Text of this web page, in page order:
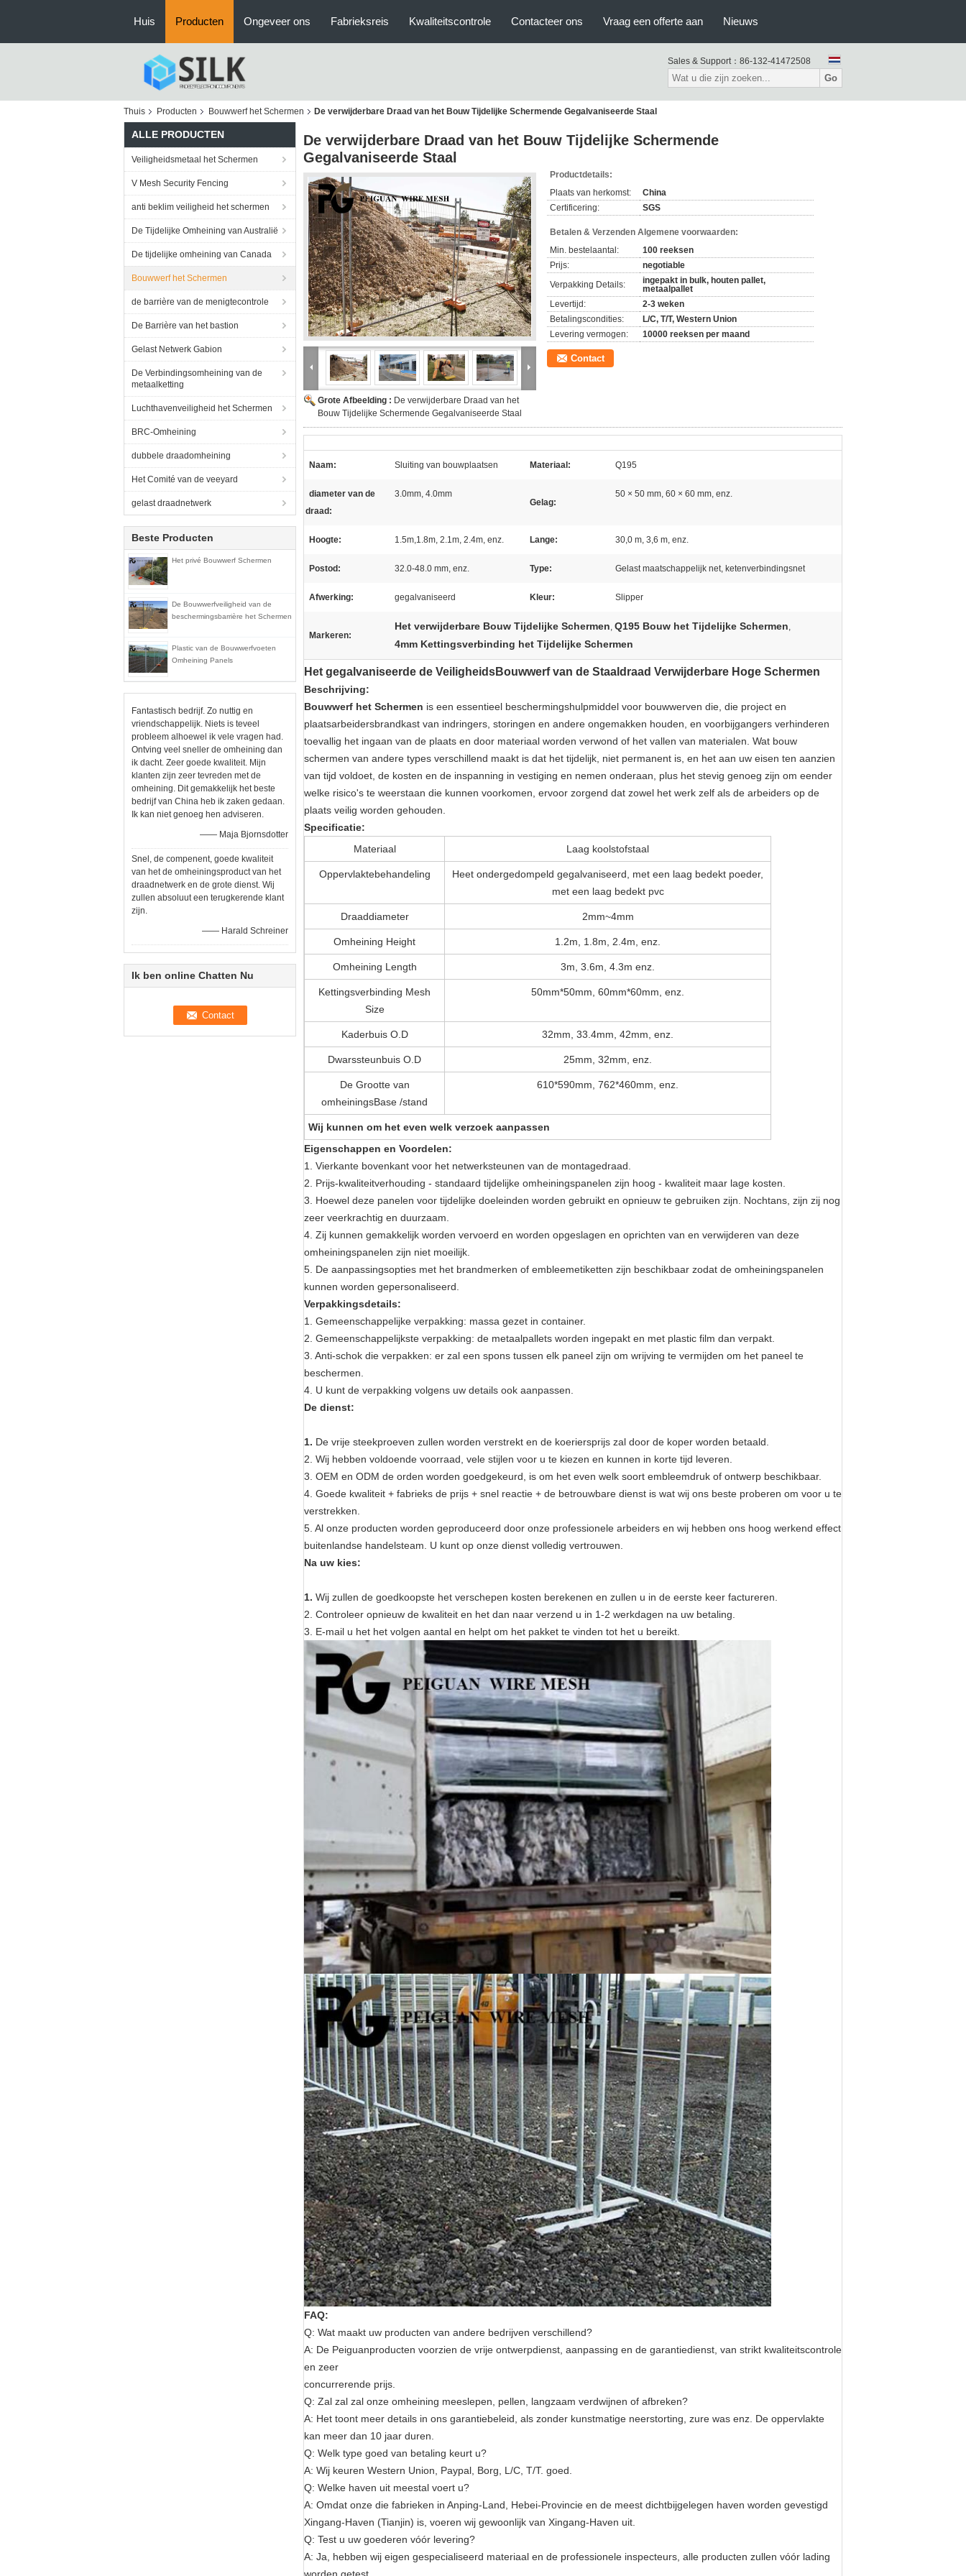
Huis Producten Ongeveer ons Fabrieksreis Kwaliteitscontrole Contacteer ons Vraag een offerte aan Nieuws
Sales & Support： 86-132-41472508
Go
Thuis Producten Bouwwerf het Schermen De verwijderbare Draad van het Bouw Tijdelijke Schermende Gegalvaniseerde Staal
ALLE PRODUCTEN
Veiligheidsmetaal het Schermen
V Mesh Security Fencing
anti beklim veiligheid het schermen
De Tijdelijke Omheining van Australië
De tijdelijke omheining van Canada
Bouwwerf het Schermen
de barrière van de menigtecontrole
De Barrière van het bastion
Gelast Netwerk Gabion
De Verbindingsomheining van de
metaalketting
Luchthavenveiligheid het Schermen
BRC-Omheining
dubbele draadomheining
Het Comité van de veeyard
gelast draadnetwerk
Beste Producten
Het privé Bouwwerf Schermen
De Bouwwerfveiligheid van de
beschermingsbarrière het Schermen
Plastic van de Bouwwerfvoeten
Omheining Panels
Fantastisch bedrijf. Zo nuttig en
vriendschappelijk. Niets is teveel
probleem alhoewel ik vele vragen had.
Ontving veel sneller de omheining dan
ik dacht. Zeer goede kwaliteit. Mijn
klanten zijn zeer tevreden met de
omheining. Dit gemakkelijk het beste
bedrijf van China heb ik zaken gedaan.
Ik kan niet genoeg hen adviseren.
—— Maja Bjornsdotter
Snel, de compenent, goede kwaliteit
van het de omheiningsproduct van het
draadnetwerk en de grote dienst. Wij
zullen absoluut een terugkerende klant
zijn.
—— Harald Schreiner
Ik ben online Chatten Nu
De verwijderbare Draad van het Bouw Tijdelijke Schermende
Gegalvaniseerde Staal
Grote Afbeelding : De verwijderbare Draad van het
Bouw Tijdelijke Schermende Gegalvaniseerde Staal
Productdetails:
Plaats van herkomst:
China
Certificering:
SGS
Betalen & Verzenden Algemene voorwaarden:
Min. bestelaantal:
100 reeksen
Prijs:
negotiable
Verpakking Details:
ingepakt in bulk, houten pallet,
metaalpallet
Levertijd:
2-3 weken
Betalingscondities:
L/C, T/T, Western Union
Levering vermogen:
10000 reeksen per maand
Contact
Naam: Sluiting van bouwplaatsen Materiaal: Q195
diameter van de
draad:
3.0mm, 4.0mm
Gelag:
50 × 50 mm, 60 × 60 mm, enz.
Hoogte: 1.5m,1.8m, 2.1m, 2.4m, enz. Lange: 30,0 m, 3,6 m, enz.
Postod: 32.0-48.0 mm, enz. Type: Gelast maatschappelijk net, ketenverbindingsnet
Afwerking: gegalvaniseerd Kleur: Slipper
Markeren:
Het verwijderbare Bouw Tijdelijke Schermen, Q195 Bouw het Tijdelijke Schermen,
4mm Kettingsverbinding het Tijdelijke Schermen
Het gegalvaniseerde de VeiligheidsBouwwerf van de Staaldraad Verwijderbare Hoge Schermen
Beschrijving:
Bouwwerf het Schermen is een essentieel beschermingshulpmiddel voor bouwwerven die, die project en
plaatsarbeidersbrandkast van indringers, storingen en andere ongemakken houden, en voorbijgangers verhinderen
toevallig het ingaan van de plaats en door materiaal worden verwond of het vallen van materialen. Wat bouw
schermen van andere types verschillend maakt is dat het tijdelijk, niet permanent is, en het aan uw eisen ten aanzien
van tijd voldoet, de kosten en de inspanning in vestiging en nemen onderaan, plus het stevig genoeg zijn om eender
welke risico's te weerstaan die kunnen voorkomen, ervoor zorgend dat zowel het werk zelf als de arbeiders op de
plaats veilig worden gehouden.
Specificatie:
Materiaal
Laag koolstofstaal
Oppervlaktebehandeling
Heet ondergedompeld gegalvaniseerd, met een laag bedekt poeder,
met een laag bedekt pvc
Draaddiameter 2mm~4mm
Omheining Height 1.2m, 1.8m, 2.4m, enz.
Omheining Length 3m, 3.6m, 4.3m enz.
Kettingsverbinding Mesh
Size
50mm*50mm, 60mm*60mm, enz.
Kaderbuis O.D 32mm, 33.4mm, 42mm, enz.
Dwarssteunbuis O.D 25mm, 32mm, enz.
De Grootte van
omheiningsBase /stand
610*590mm, 762*460mm, enz.
Wij kunnen om het even welk verzoek aanpassen
Eigenschappen en Voordelen:
1. Vierkante bovenkant voor het netwerksteunen van de montagedraad.
2. Prijs-kwaliteitverhouding - standaard tijdelijke omheiningspanelen zijn hoog - kwaliteit maar lage kosten.
3. Hoewel deze panelen voor tijdelijke doeleinden worden gebruikt en opnieuw te gebruiken zijn. Nochtans, zijn zij nog
zeer veerkrachtig en duurzaam.
4. Zij kunnen gemakkelijk worden vervoerd en worden opgeslagen en oprichten van en verwijderen van deze
omheiningspanelen zijn niet moeilijk.
5. De aanpassingsopties met het brandmerken of embleemetiketten zijn beschikbaar zodat de omheiningspanelen
kunnen worden gepersonaliseerd.
Verpakkingsdetails:
1. Gemeenschappelijke verpakking: massa gezet in container.
2. Gemeenschappelijkste verpakking: de metaalpallets worden ingepakt en met plastic film dan verpakt.
3. Anti-schok die verpakken: er zal een spons tussen elk paneel zijn om wrijving te vermijden om het paneel te
beschermen.
4. U kunt de verpakking volgens uw details ook aanpassen.
De dienst:
1. De vrije steekproeven zullen worden verstrekt en de koeriersprijs zal door de koper worden betaald.
2. Wij hebben voldoende voorraad, vele stijlen voor u te kiezen en kunnen in korte tijd leveren.
3. OEM en ODM de orden worden goedgekeurd, is om het even welk soort embleemdruk of ontwerp beschikbaar.
4. Goede kwaliteit + fabrieks de prijs + snel reactie + de betrouwbare dienst is wat wij ons beste proberen om voor u te
verstrekken.
5. Al onze producten worden geproduceerd door onze professionele arbeiders en wij hebben ons hoog werkend effect
buitenlandse handelsteam. U kunt op onze dienst volledig vertrouwen.
Na uw kies:
1. Wij zullen de goedkoopste het verschepen kosten berekenen en zullen u in de eerste keer factureren.
2. Controleer opnieuw de kwaliteit en het dan naar verzend u in 1-2 werkdagen na uw betaling.
3. E-mail u het het volgen aantal en helpt om het pakket te vinden tot het u bereikt.
FAQ:
Q: Wat maakt uw producten van andere bedrijven verschillend?
A: De Peiguanproducten voorzien de vrije ontwerpdienst, aanpassing en de garantiedienst, van strikt kwaliteitscontrole
en zeer
concurrerende prijs.
Q: Zal zal zal onze omheining meeslepen, pellen, langzaam verdwijnen of afbreken?
A: Het toont meer details in ons garantiebeleid, als zonder kunstmatige neerstorting, zure was enz. De oppervlakte
kan meer dan 10 jaar duren.
Q: Welk type goed van betaling keurt u?
A: Wij keuren Western Union, Paypal, Borg, L/C, T/T. goed.
Q: Welke haven uit meestal voert u?
A: Omdat onze die fabrieken in Anping-Land, Hebei-Provincie en de meest dichtbijgelegen haven worden gevestigd
Xingang-Haven (Tianjin) is, voeren wij gewoonlijk van Xingang-Haven uit.
Q: Test u uw goederen vóór levering?
A: Ja, hebben wij eigen gespecialiseerd materiaal en de professionele inspecteurs, alle producten zullen vóór lading